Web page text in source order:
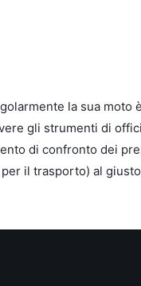
la sua moto
gli strumenti di
di confronto dei
il trasporto) al